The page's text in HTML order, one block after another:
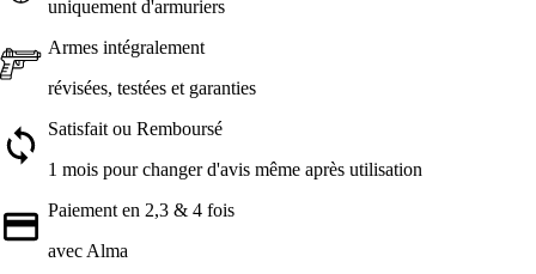
uniquement d'armuriers
Armes intégralement
révisées, testées et garanties
Satisfait ou Remboursé
1 mois pour changer d'avis même après utilisation
Paiement en 2,3 & 4 fois
avec Alma